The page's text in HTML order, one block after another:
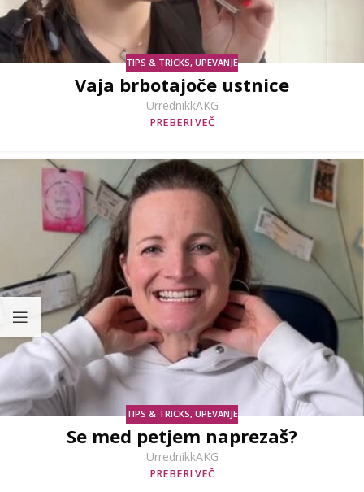
TIPS & TRICKS, UPEVANJE
Vaja brbotajoče ustnice
UrrednikkAKG
PREBERI VEČ
TIPS & TRICKS, UPEVANJE
Se med petjem naprezaš?
UrrednikkAKG
PREBERI VEČ